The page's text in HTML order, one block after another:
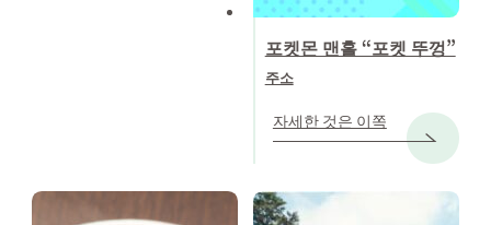
포켓몬 맨홀 “포켓 뚜껑”
주소
자세한 것은 이쪽